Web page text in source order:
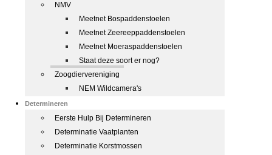
NMV
Meetnet Bospaddenstoelen
Meetnet Zeereeppaddenstoelen
Meetnet Moeraspaddenstoelen
Staat deze soort er nog?
Zoogdiervereniging
NEM Wildcamera's
Determineren
Eerste Hulp Bij Determineren
Determinatie Vaatplanten
Determinatie Korstmossen